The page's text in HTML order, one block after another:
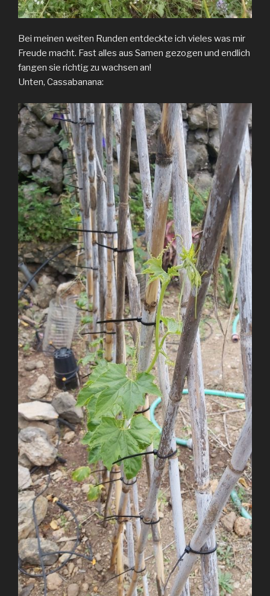
Bei meinen weiten Runden entdeckte ich vieles was mir
Freude macht. Fast alles aus Samen gezogen und endlich
fangen sie richtig zu wachsen an!
Unten, Cassabanana: